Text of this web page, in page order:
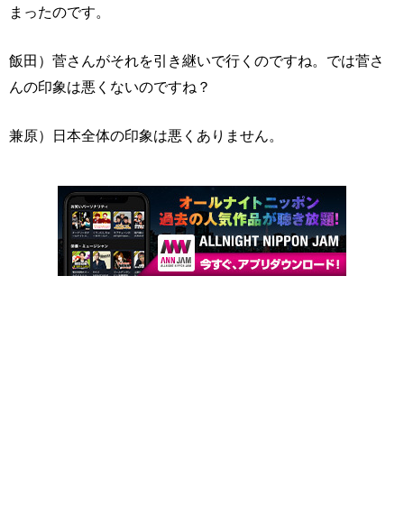
まったのです。
飯田）菅さんがそれを引き継いで行くのですね。では菅さ
んの印象は悪くないのですね？
兼原）日本全体の印象は悪くありません。